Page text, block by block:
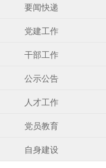
要闻快递
党建工作
干部工作
公示公告
人才工作
党员教育
自身建设